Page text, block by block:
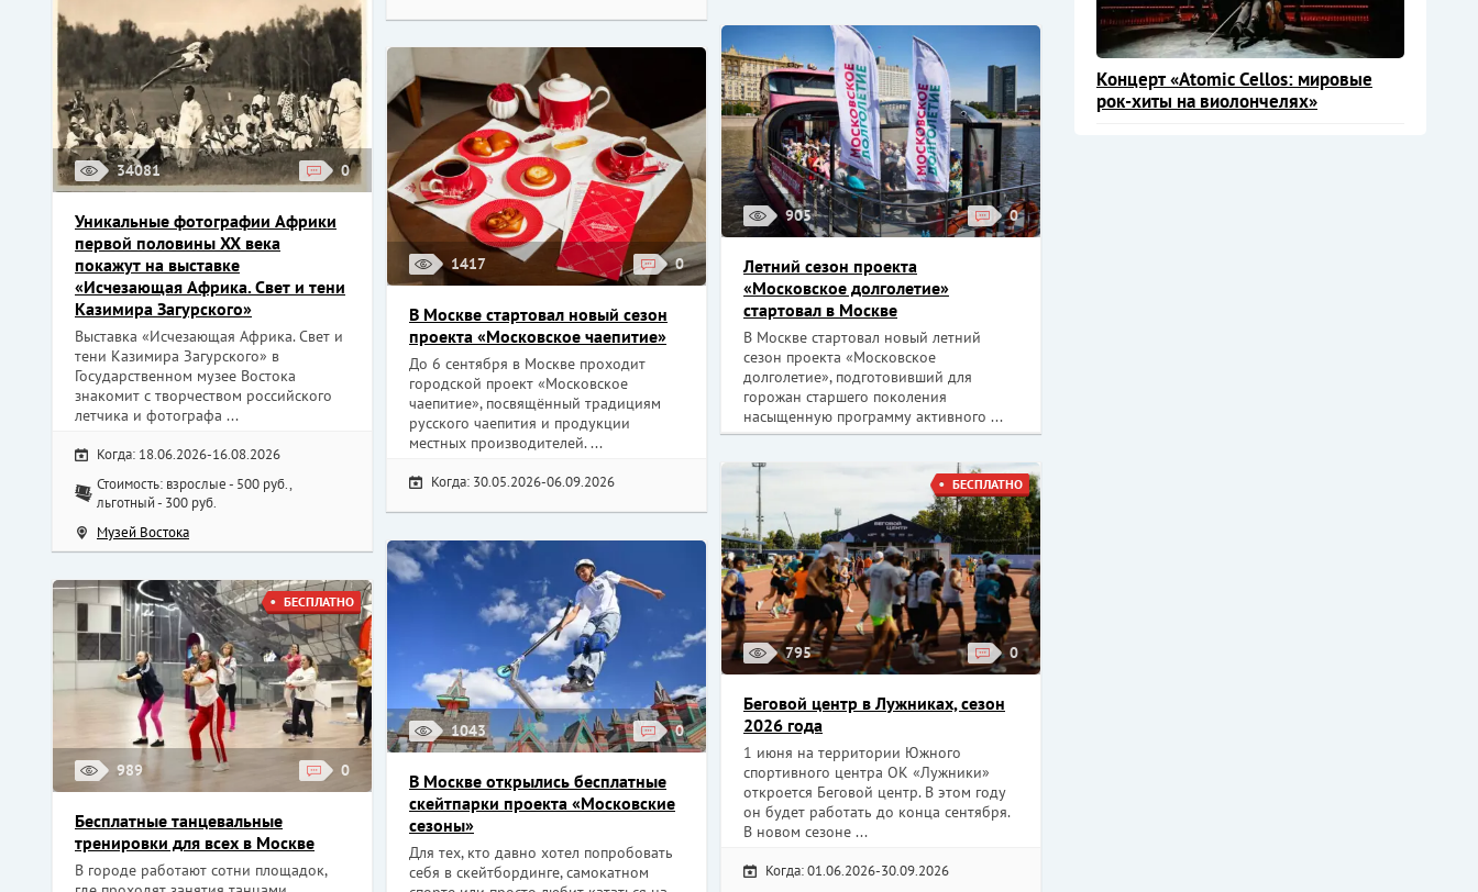
34081 0
Уникальные фотографии Африки
первой половины XX века
покажут на выставке
«Исчезающая Африка. Свет и тени
Казимира Загурского»
Выставка «Исчезающая Африка. Свет и
тени Казимира Загурского» в
Государственном музее Востока
знакомит с творчеством российского
летчика и фотографа ...
Когда: 18.06.2026-16.08.2026
Стоимость: взрослые - 500 руб.,
льготный - 300 руб.
Музей Востока
905 0
Летний сезон проекта
«Московское долголетие»
стартовал в Москве
В Москве стартовал новый летний
сезон проекта «Московское
долголетие», подготовивший для
горожан старшего поколения
насыщенную программу активного ...
1417 0
В Москве стартовал новый сезон
проекта «Московское чаепитие»
До 6 сентября в Москве проходит
городской проект «Московское
чаепитие», посвящённый традициям
русского чаепития и продукции
местных производителей. ...
Когда: 30.05.2026-06.09.2026
795 0
БЕСПЛАТНО
Беговой центр в Лужниках, сезон
2026 года
1 июня на территории Южного
спортивного центра ОК «Лужники»
откроется Беговой центр. В этом году
он будет работать до конца сентября.
В новом сезоне ...
Когда: 01.06.2026-30.09.2026
1043 0
В Москве открылись бесплатные
скейтпарки проекта «Московские
сезоны»
Для тех, кто давно хотел попробовать
себя в скейтбординге, самокатном
989 0
БЕСПЛАТНО
Бесплатные танцевальные
тренировки для всех в Москве
В городе работают сотни площадок,
Концерт «Atomic Cellos: мировые
рок-хиты на виолончелях»